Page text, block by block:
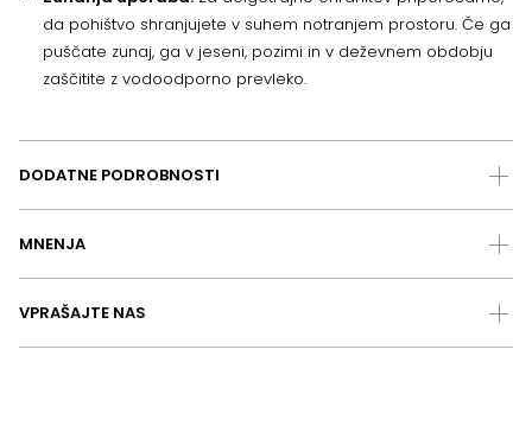
da pohištvo shranjujete v suhem notranjem prostoru. Če ga
puščate zunaj, ga v jeseni, pozimi in v deževnem obdobju
zaščitite z vodoodporno prevleko.
DODATNE PODROBNOSTI
MNENJA
VPRAŠAJTE NAS